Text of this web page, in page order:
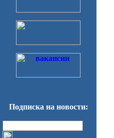
Подписка на новости: